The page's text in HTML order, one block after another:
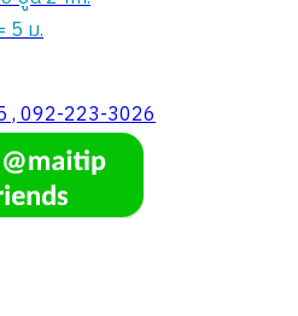
5 ม.
, 092-223-3026